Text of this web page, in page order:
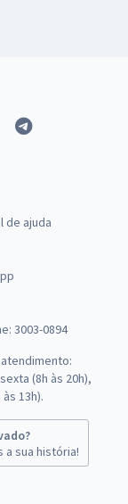
de ajuda
3003-0894
(8h às 20h),
13h).
a sua história!